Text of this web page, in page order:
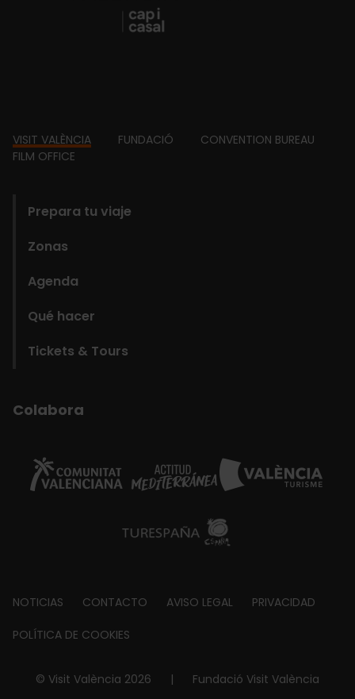
Footer
VISIT VALÈNCIA FUNDACIÓ
CONVENTION BUREAU
FILM OFFICE
Prepara tu viaje
Zonas
Agenda
Qué hacer
Tickets & Tours
Colabora
Footer
about
NOTICIAS CONTACTO AVISO LEGAL PRIVACIDAD
POLÍTICA DE COOKIES
© Visit València 2026 | Fundació Visit València